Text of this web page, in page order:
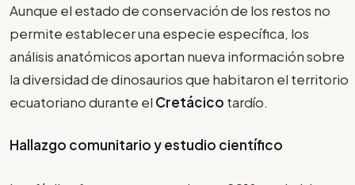
Aunque el estado de conservación de los restos no
permite establecer una especie específica, los
análisis anatómicos aportan nueva información sobre
la diversidad de dinosaurios que habitaron el territorio
ecuatoriano durante el Cretácico tardío.
Hallazgo comunitario y estudio científico